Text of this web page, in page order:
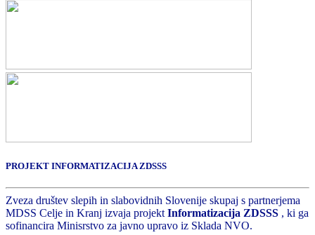
PROJEKT INFORMATIZACIJA ZDSSS
Zveza društev slepih in slabovidnih Slovenije skupaj s partnerjema
MDSS Celje in Kranj izvaja projektInformatizacija ZDSSS , ki ga
sofinancira Minisrstvo za javno upravo iz Sklada NVO.